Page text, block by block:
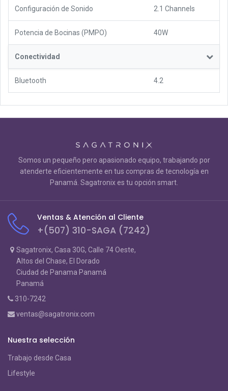
Configuración de Sonido 2.1 Channels
Potencia de Bocinas (PMPO) 40W
Conectividad
Bluetooth 4.2
Somos un pequeño pero apasionado equipo, trabajando por
atenderte eficientemente en tus compras de tecnología en
Panamá. Sagatronix es tu opción smart.
Ventas & Atención al Cliente
+(507) 310-SAGA (7242)
Sagatronix, Casa 30G, Calle 74 Oeste,
Altos del Chase, El Dorado
Ciudad de Panama Panamá
Panamá
310-7242
ventas@sagatronix.com
Nuestra selección
Trabajo desde Casa
Lifestyle